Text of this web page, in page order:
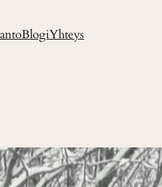
BlogiYhteys